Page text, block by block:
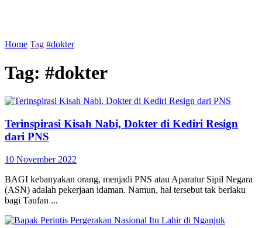
Home Tag #dokter
Tag: #dokter
Terinspirasi Kisah Nabi, Dokter di Kediri Resign
dari PNS
10 November 2022
BAGI kebanyakan orang, menjadi PNS atau Aparatur Sipil Negara
(ASN) adalah pekerjaan idaman. Namun, hal tersebut tak berlaku
bagi Taufan ...